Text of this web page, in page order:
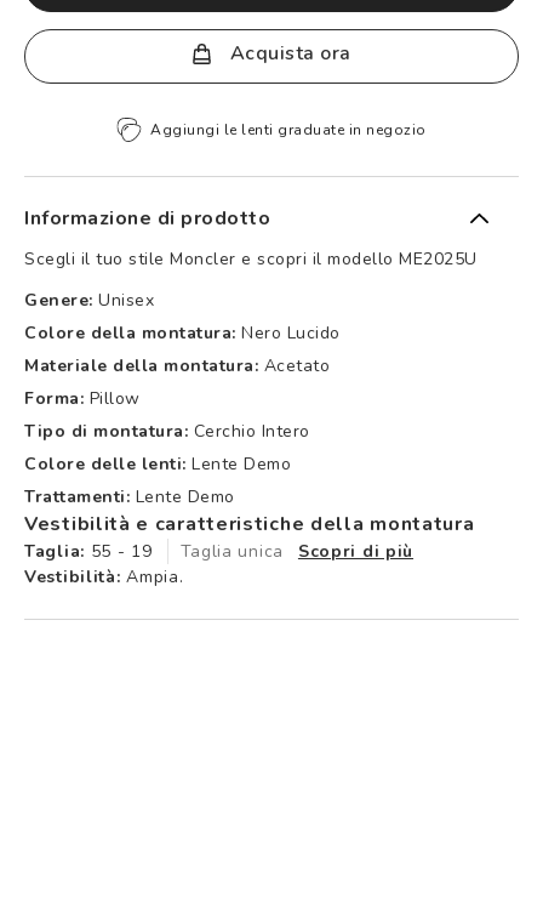
Acquista ora
Aggiungi le lenti graduate in negozio
Informazione di prodotto
Scegli il tuo stile Moncler e scopri il modello ME2025U
Genere: Unisex
Colore della montatura: Nero Lucido
Materiale della montatura: Acetato
Forma: Pillow
Tipo di montatura: Cerchio Intero
Colore delle lenti: Lente Demo
Trattamenti: Lente Demo
Vestibilità e caratteristiche della montatura
Taglia: 55 - 19 Taglia unica
Scopri di più
Vestibilità: Ampia.